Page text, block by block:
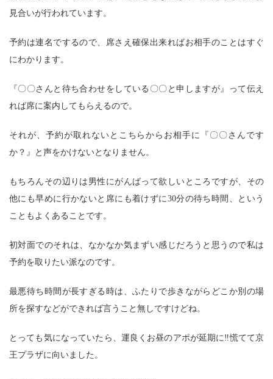
見合いが行われています。
予約は連名でするので、席さえ確保出来ればお相手のことはすぐ
にわかります。
『〇〇さんと待ち合わせをしている〇〇と申しますが』って伝え
れば席に案内してもらえるので。
それが、予約が取れないとこちらからお相手に『〇〇さんです
か？』と声をかけないとなりません。
もちろんその辺りは男性にがんばって欲しいところですが、その
他にも早めに行かないと席にも着けずに30分の待ち時間、という
こともよくあることです。
初対面でのそれは、なかなか気まずい感じだろうと思うので私は
予約を取りたい派なのです。
最悪待ち時間が長すぎる時は、ふたりで歩きながらどこか別の場
所を探すなどができれば言うこと無しですけどね。
とっても気になっていたら、運良くお昼のアポが延期に‼慌てて京
王プラザに向いました。